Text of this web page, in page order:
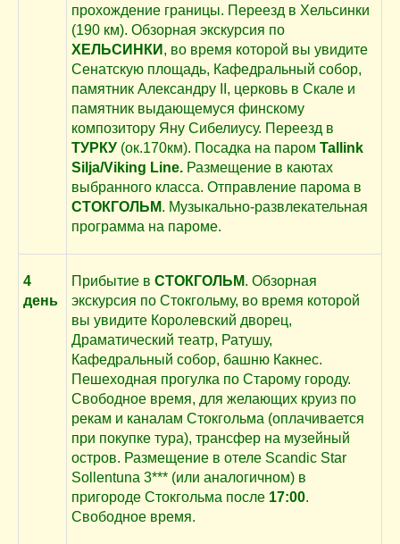
прохождение границы. Переезд в Хельсинки
(190 км). Обзорная экскурсия по
ХЕЛЬСИНКИ , во время которой вы увидите
Сенатскую площадь, Кафедральный собор,
памятник Александру II, церковь в Скале и
памятник выдающемуся финскому
композитору Яну Сибелиусу. Переезд в
ТУРКУ (ок.170км). Посадка на паром Tallink
Silja/Viking Line. Размещение в каютах
выбранного класса. Отправление парома в
СТОКГОЛЬМ. Музыкально-развлекательная
программа на пароме.
4
день
Прибытие в СТОКГОЛЬМ. Обзорная
экскурсия по Стокгольму, во время которой
вы увидите Королевский дворец,
Драматический театр, Ратушу,
Кафедральный собор, башню Какнес.
Пешеходная прогулка по Старому городу.
Свободное время, для желающих круиз по
рекам и каналам Стокгольма (оплачивается
при покупке тура), трансфер на музейный
остров. Размещение в отеле Scandic Star
Sollentuna 3*** (или аналогичном) в
пригороде Стокгольма после 17:00.
Свободное время.